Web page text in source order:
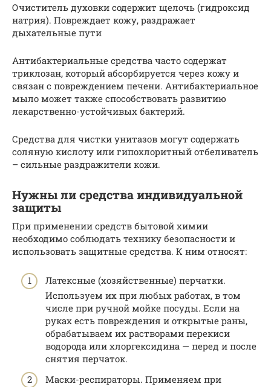
Очиститель духовки содержит щелочь (гидроксид
натрия). Повреждает кожу, раздражает
дыхательные пути
Антибактериальные средства часто содержат
триклозан, который абсорбируется через кожу и
связан с повреждением печени. Антибактериальное
мыло может также способствовать развитию
лекарственно-устойчивых бактерий.
Средства для чистки унитазов могут содержать
соляную кислоту или гипохлоритный отбеливатель
– сильные раздражители кожи.
Нужны ли средства индивидуальной
защиты
При применении средств бытовой химии
необходимо соблюдать технику безопасности и
использовать защитные средства. К ним относят:
Латексные (хозяйственные) перчатки.
Используем их при любых работах, в том
числе при ручной мойке посуды. Если на
руках есть повреждения и открытые раны,
обрабатываем их растворами перекиси
водорода или хлоргексидина — перед и после
снятия перчаток.
Маски-респираторы. Применяем при